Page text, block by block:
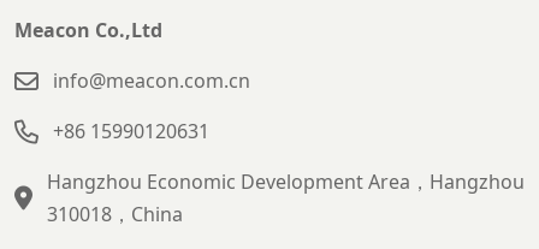
Meacon Co.,Ltd
info@meacon.com.cn
+86 15990120631
Hangzhou Economic Development Area，Hangzhou
310018，China